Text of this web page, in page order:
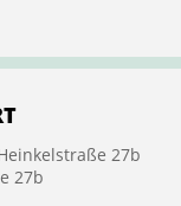
27b
27b